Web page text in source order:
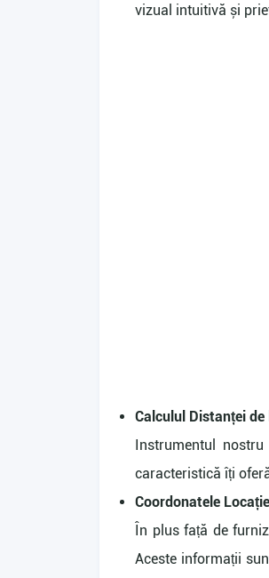
vizual intuitivă și
Calculul Distanței de
Instrumentul
caracteristică îți
Coordonatele
În plus față de
Aceste informații